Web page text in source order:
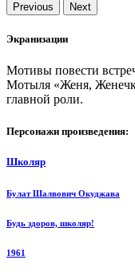
Previous Next
Экранизации
Мотивы повести
Мотыля «Женя,
главной роли.
Персонажи произведения:
Школяр
Булат Шалвович Окуджава
Будь здоров, школяр!
1961